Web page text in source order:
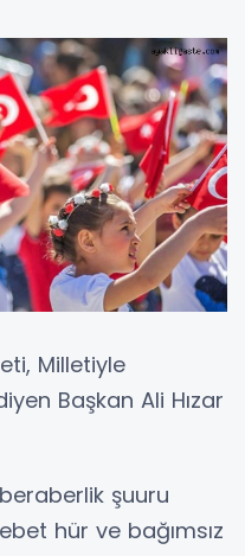
Milletiyle
Başkan Ali Hızar
şuuru
hür ve bağımsız